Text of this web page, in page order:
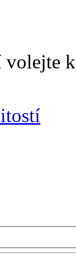
volejte